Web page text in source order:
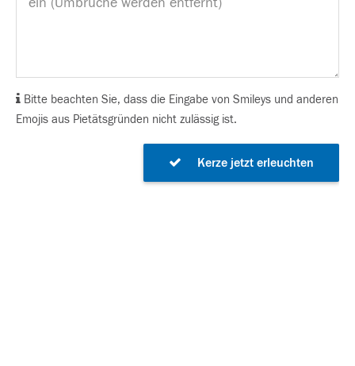
Bitte beachten Sie, dass die Eingabe von Smileys und anderen
Emojis aus Pietätsgründen nicht zulässig ist.
Kerze jetzt erleuchten